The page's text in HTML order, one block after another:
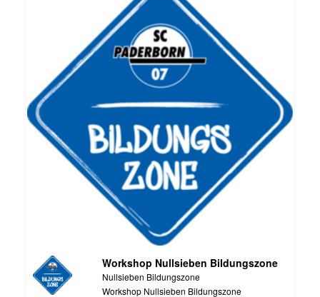
Workshop Nullsieben Bildungszone
Nullsieben Bildungszone
Workshop Nullsieben Bildungszone